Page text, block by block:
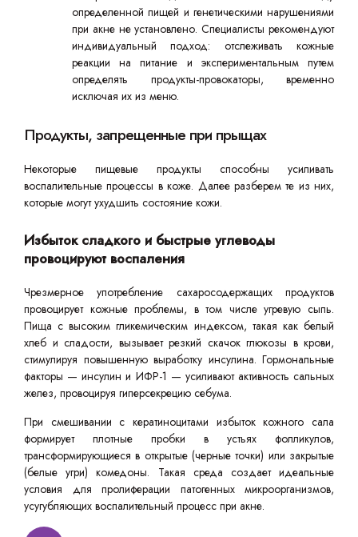
определенной пищей и генетическими нарушениями
при акне не установлено. Специалисты рекомендуют
индивидуальный подход: отслеживать кожные
реакции на питание и экспериментальным путем
определять продукты-провокаторы, временно
исключая их из меню.
Продукты, запрещенные при прыщах
Некоторые пищевые продукты способны усиливать
воспалительные процессы в коже. Далее разберем те из них,
которые могут ухудшить состояние кожи.
Избыток сладкого и быстрые углеводы
провоцируют воспаления
Чрезмерное употребление сахаросодержащих продуктов
провоцирует кожные проблемы, в том числе угревую сыпь.
Пища с высоким гликемическим индексом, такая как белый
хлеб и сладости, вызывает резкий скачок глюкозы в крови,
стимулируя повышенную выработку инсулина. Гормональные
факторы — инсулин и ИФР-1 — усиливают активность сальных
желез, провоцируя гиперсекрецию себума.
При смешивании с кератиноцитами избыток кожного сала
формирует плотные пробки в устьях фолликулов,
трансформирующиеся в открытые (черные точки) или закрытые
(белые угри) комедоны. Такая среда создает идеальные
условия для пролиферации патогенных микроорганизмов,
усугубляющих воспалительный процесс при акне.